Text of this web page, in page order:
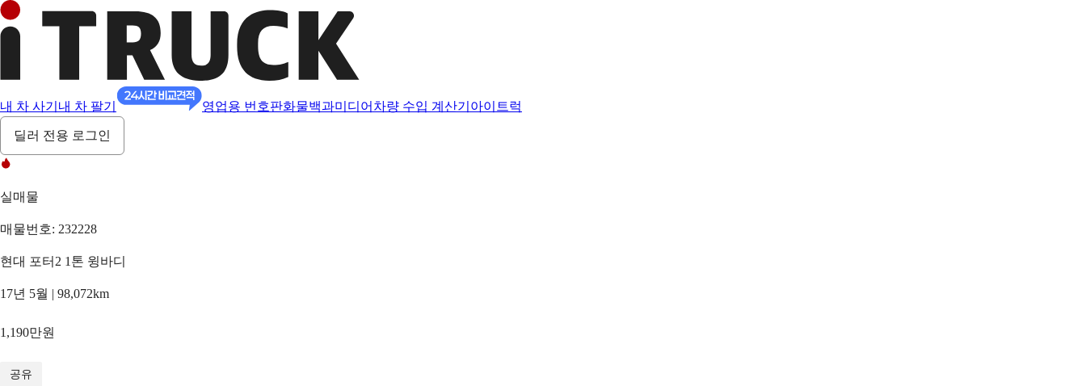
내 차 사기 내 차 팔기 영업용 번호판화물백과미디어 차량 수입 계산기 아이트럭
딜러 전용 로그인
실매물
매물번호: 232228
현대 포터2 1톤 윙바디
17년 5월 | 98,072km
1,190만원
공유
/18